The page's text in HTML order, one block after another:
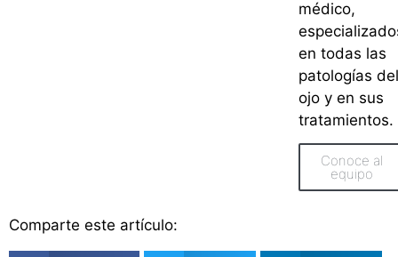
médico,
en todas las
patologías del
ojo y en sus
tratamientos.
Conoce al
equipo
Comparte este artículo: